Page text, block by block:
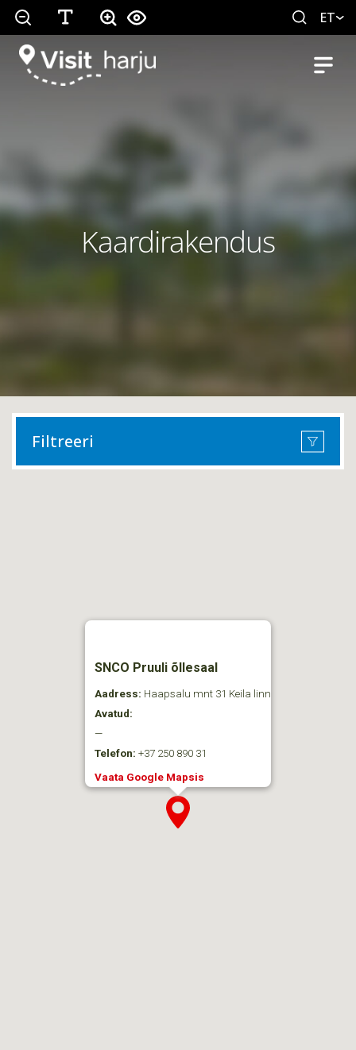
ET
Kaardirakendus
Filtreeri
SNCO Pruuli õllesaal
Aadress: Haapsalu mnt 31 Keila linn
Avatud:
—
Telefon: +37 250 890 31
Vaata Google Mapsis